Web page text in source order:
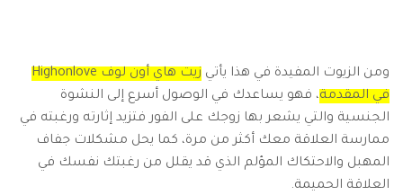
ومن الزيوت المفيدة في هذا يأتي
زيت هاي أون لوف Highonlove
في المقدمة، فهو يساعدك في الوصول أسرع إلى النشوة
الجنسية والتي يشعر بها زوجك على الفور فتزيد إثارته ورغبته في
ممارسة العلاقة معك أكثر من مرة، كما يحل مشكلات جفاف
المهبل والاحتكاك المؤلم الذي قد يقلل من رغبتك نفسك في
العلاقة الحميمة.